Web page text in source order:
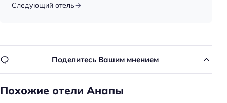
Следующий отель
Поделитесь Вашим мнением
Похожие отели Анапы